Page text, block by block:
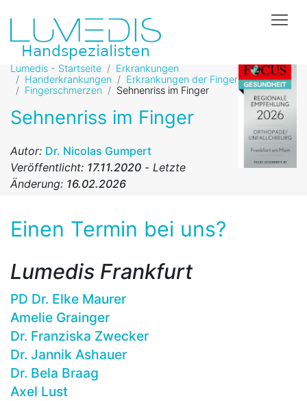
Lumedis - Startseite
Erkrankungen
Handerkrankungen
Erkrankungen der Finger
Fingerschmerzen
Sehnenriss im Finger
Sehnenriss im Finger
Autor: Dr. Nicolas Gumpert
Veröffentlicht: 17.11.2020 - Letzte
Änderung: 16.02.2026
Einen Termin bei uns?
Lumedis Frankfurt
PD Dr. Elke Maurer
Amelie Grainger
Dr. Franziska Zwecker
Dr. Jannik Ashauer
Dr. Bela Braag
Axel Lust